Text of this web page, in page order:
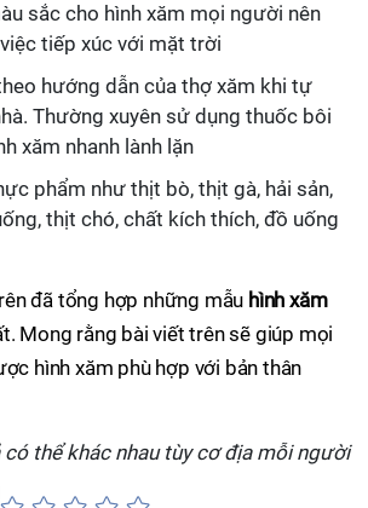
sắc cho hình xăm mọi người nên
tiếp xúc với mặt trời
hướng dẫn của thợ xăm khi tự
Thường xuyên sử dụng thuốc bôi
xăm nhanh lành lặn
phẩm như thịt bò, thịt gà, hải sản,
thịt chó, chất kích thích, đồ uống
đã tổng hợp những mẫu hình xăm
Mong rằng bài viết trên sẽ giúp mọi
hình xăm phù hợp với bản thân
có thể khác nhau tùy cơ địa mỗi người